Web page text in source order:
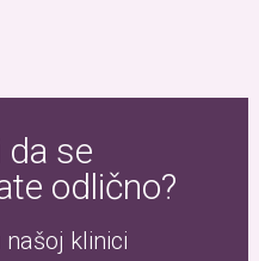
se
odlično?
klinici